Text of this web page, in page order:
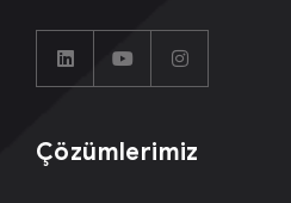
Çözümlerimiz